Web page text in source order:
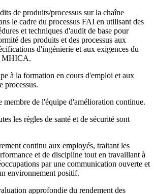
de produits/processus sur la chaîne
le cadre du processus FAI en utilisant des
et techniques d'audit de base pour
des produits et des processus aux
d'ingénierie et aux exigences du
MHICA.
à la formation en cours d'emploi et aux
processus.
membre de l'équipe d'amélioration continue.
les règles de santé et de sécurité sont
continu aux employés, traitant les
et de discipline tout en travaillant à
par une communication ouverte et
environnement positif.
approfondie du rendement des